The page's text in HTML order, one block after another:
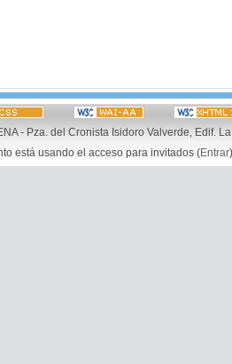
- Pza. del Cronista Isidoro Valverde, Edif.
está usando el acceso para invitados (Entrar)